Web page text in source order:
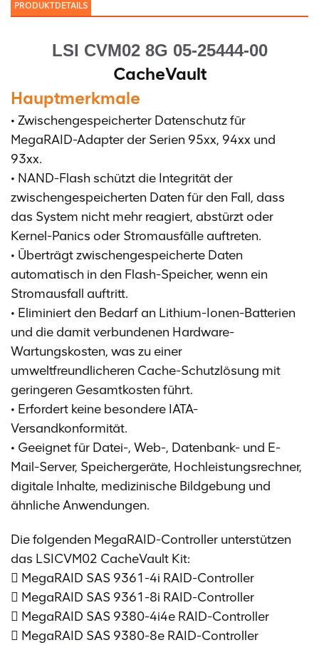
PRODUKTDETAILS
LSI CVM02 8G 05-25444-00
CacheVault
Hauptmerkmale
• Zwischengespeicherter Datenschutz für
MegaRAID-Adapter der Serien 95xx, 94xx und
93xx.
• NAND-Flash schützt die Integrität der
zwischengespeicherten Daten für den Fall, dass
das System nicht mehr reagiert, abstürzt oder
Kernel-Panics oder Stromausfälle auftreten.
• Überträgt zwischengespeicherte Daten
automatisch in den Flash-Speicher, wenn ein
Stromausfall auftritt.
• Eliminiert den Bedarf an Lithium-Ionen-Batterien
und die damit verbundenen Hardware-
Wartungskosten, was zu einer
umweltfreundlicheren Cache-Schutzlösung mit
geringeren Gesamtkosten führt.
• Erfordert keine besondere IATA-
Versandkonformität.
• Geeignet für Datei-, Web-, Datenbank- und E-
Mail-Server, Speichergeräte, Hochleistungsrechner,
digitale Inhalte, medizinische Bildgebung und
ähnliche Anwendungen.
Die folgenden MegaRAID-Controller unterstützen
das LSICVM02 CacheVault Kit:
 MegaRAID SAS 9361-4i RAID-Controller
 MegaRAID SAS 9361-8i RAID-Controller
 MegaRAID SAS 9380-4i4e RAID-Controller
 MegaRAID SAS 9380-8e RAID-Controller